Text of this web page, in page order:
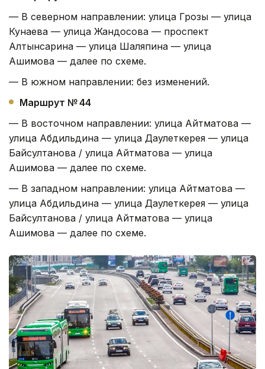
— В северном направлении: улица Грозы — улица
Кунаева — улица Жандосова — проспект
Алтынсарина — улица Шаляпина — улица
Ашимова — далее по схеме.
— В южном направлении: без изменений.
Маршрут № 44
— В восточном направлении: улица Айтматова —
улица Абдильдина — улица Даулеткерея — улица
Байсултанова / улица Айтматова — улица
Ашимова — далее по схеме.
— В западном направлении: улица Айтматова —
улица Абдильдина — улица Даулеткерея — улица
Байсултанова / улица Айтматова — улица
Ашимова — далее по схеме.